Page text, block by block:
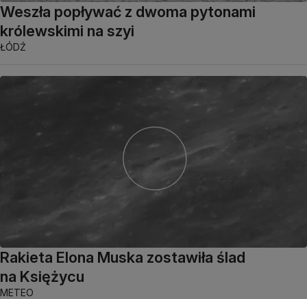
Weszła popływać z dwoma pytonami
królewskimi na szyi
ŁÓDŹ
Rakieta Elona Muska zostawiła ślad
na Księżycu
METEO